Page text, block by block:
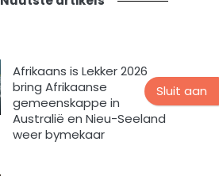
Afrikaans is Lekker 2026
bring Afrikaanse
gemeenskappe in
Australië en Nieu-Seeland
weer bymekaar
Sluit aan